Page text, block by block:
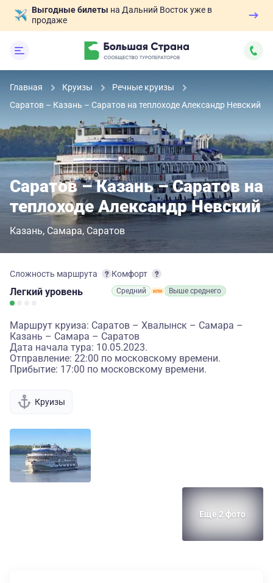
Выгодные билеты на Дальний Восток уже в
продаже
Главная Круизы
Речные круизы
Саратов – Казань – Саратов на теплоходе Александр Невский
Саратов – Казань – Саратов на
теплоходе Александр Невский
Казань Самара Саратов
Сложность маршрута
Легкий уровень
Комфорт
Средний Выше среднего
Маршрут круиза: Саратов – Хвалынск – Самара –
Казань – Самара – Саратов
Дата начала тура: 10.05.2023.
Отправление: 22:00 по московскому времени.
Прибытие: 17:00 по московскому времени.
Круизы
Еще 2 фото